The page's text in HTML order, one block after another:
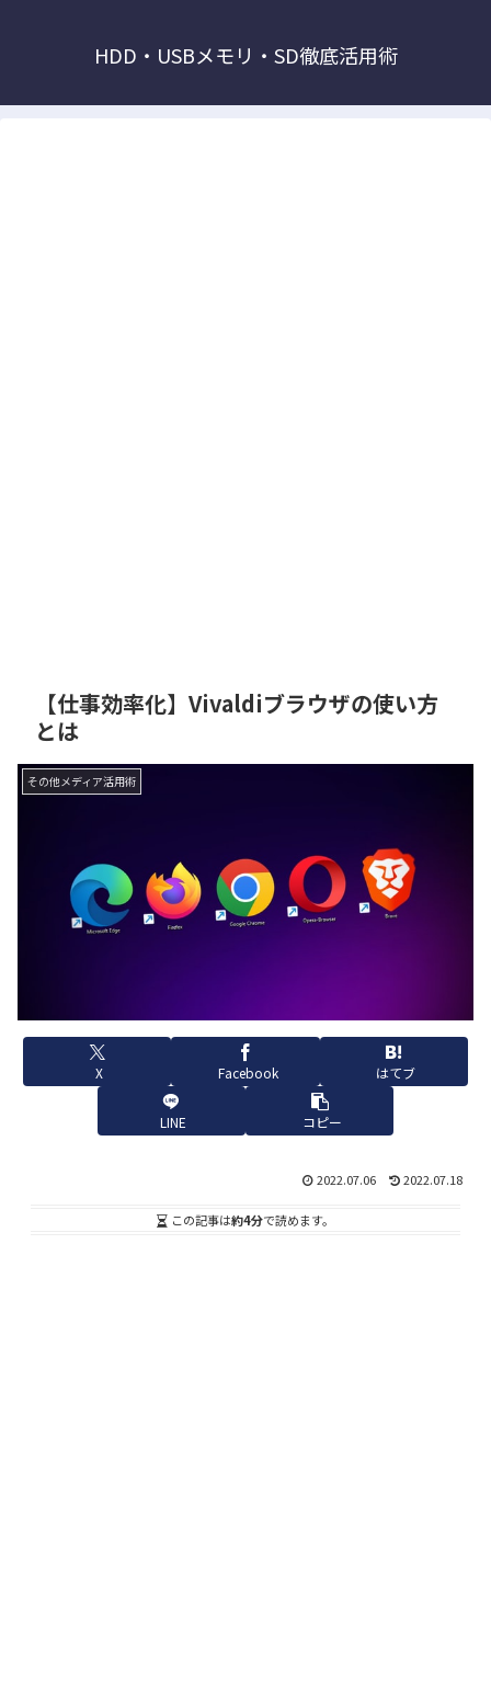
HDD・USBメモリ・SD徹底活用術
【仕事効率化】Vivaldiブラウザの使い方
とは
その他メディア活用術
X Facebook はてブ
LINE コピー
2022.07.06 2022.07.18
この記事は約4分で読めます。